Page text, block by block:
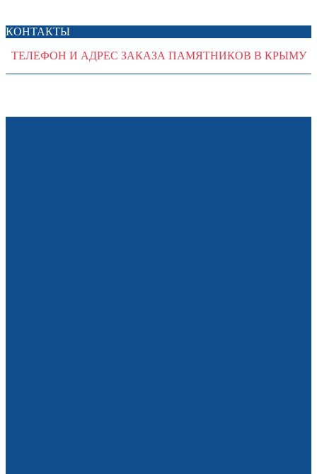
КОНТАКТЫ
ТЕЛЕФОН И АДРЕС ЗАКАЗА ПАМЯТНИКОВ В КРЫМУ